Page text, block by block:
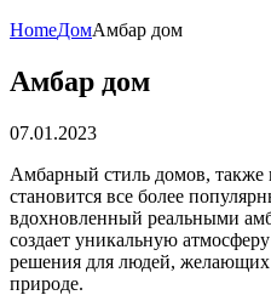
HomeДомАмбар дом
Амбар дом
07.01.2023
Амбарный стиль домов, также
становится все более
вдохновленный реальными
создает уникальную
решения для людей, желающих
природе.